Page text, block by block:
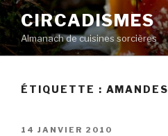
Aller
au
contenu
principal
CIRCADISMES
Almanach de cuisines sorcières
ÉTIQUETTE : AMANDES
PUBLIÉ
14 JANVIER 2010